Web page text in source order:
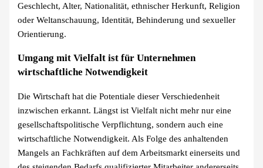
Geschlecht, Alter, Nationalität, ethnischer Herkunft, Religion
oder Weltanschauung, Identität, Behinderung und sexueller
Orientierung.
Umgang mit Vielfalt ist für Unternehmen
wirtschaftliche Notwendigkeit
Die Wirtschaft hat die Potentiale dieser Verschiedenheit
inzwischen erkannt. Längst ist Vielfalt nicht mehr nur eine
gesellschaftspolitische Verpflichtung, sondern auch eine
wirtschaftliche Notwendigkeit. Als Folge des anhaltenden
Mangels an Fachkräften auf dem Arbeitsmarkt einerseits und